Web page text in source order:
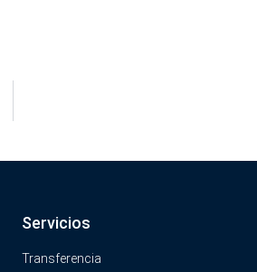
Servicios
Transferencia